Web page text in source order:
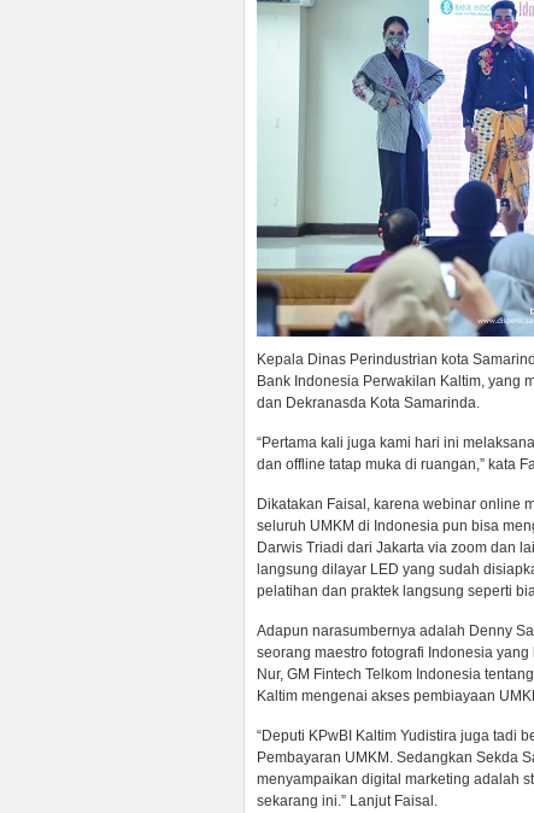
Kepala Dinas Perindustrian kota
Bank Indonesia Perwakilan Kaltim, yang
dan Dekranasda Kota Samarinda.
“Pertama kali juga kami hari ini
dan offline tatap muka di ruangan,” kata
Dikatakan Faisal, karena webinar online
seluruh UMKM di Indonesia pun bisa
Darwis Triadi dari Jakarta via zoom dan
langsung dilayar LED yang sudah
pelatihan dan praktek langsung seperti
Adapun narasumbernya adalah Denny
seorang maestro fotografi Indonesia
Nur, GM Fintech Telkom Indonesia
Kaltim mengenai akses pembiayaan
“Deputi KPwBI Kaltim Yudistira juga tadi
Pembayaran UMKM. Sedangkan Sekda
menyampaikan digital marketing adalah
sekarang ini.” Lanjut Faisal.